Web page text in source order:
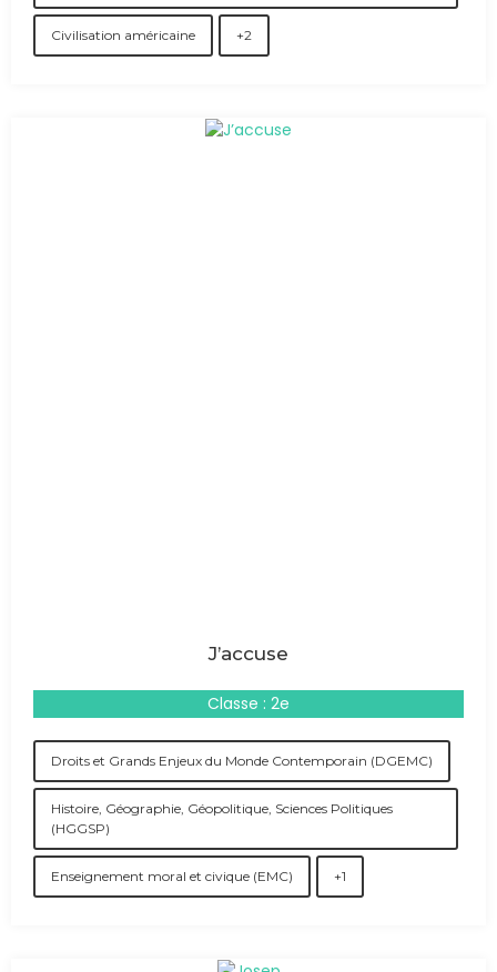
Civilisation américaine +2
J’accuse
Classe : 2e
Droits et Grands Enjeux du Monde Contemporain (DGEMC)
Histoire, Géographie, Géopolitique, Sciences Politiques
(HGGSP)
Enseignement moral et civique (EMC) +1